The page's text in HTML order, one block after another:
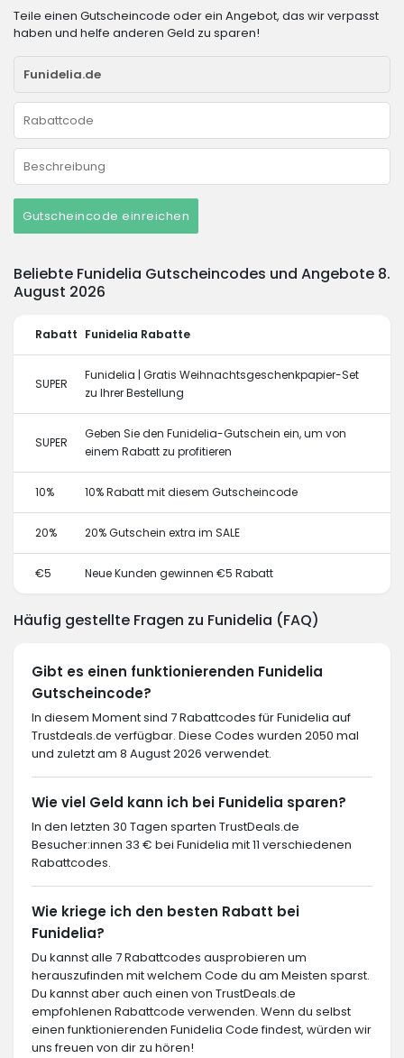
Teile einen Gutscheincode oder ein Angebot, das wir verpasst
haben und helfe anderen Geld zu sparen!
Gutscheincode einreichen
Beliebte Funidelia Gutscheincodes und Angebote 8.
August 2026
Rabatt Funidelia Rabatte
SUPER
Funidelia | Gratis Weihnachtsgeschenkpapier-Set
zu Ihrer Bestellung
SUPER
Geben Sie den Funidelia-Gutschein ein, um von
einem Rabatt zu profitieren
10% 10% Rabatt mit diesem Gutscheincode
20% 20% Gutschein extra im SALE
€5 Neue Kunden gewinnen €5 Rabatt
Häufig gestellte Fragen zu Funidelia (FAQ)
Gibt es einen funktionierenden Funidelia
Gutscheincode?
In diesem Moment sind 7 Rabattcodes für Funidelia auf
Trustdeals.de verfügbar. Diese Codes wurden 2050 mal
und zuletzt am 8 August 2026 verwendet.
Wie viel Geld kann ich bei Funidelia sparen?
In den letzten 30 Tagen sparten TrustDeals.de
Besucher:innen 33 € bei Funidelia mit 11 verschiedenen
Rabattcodes.
Wie kriege ich den besten Rabatt bei
Funidelia?
Du kannst alle 7 Rabattcodes ausprobieren um
herauszufinden mit welchem Code du am Meisten sparst.
Du kannst aber auch einen von TrustDeals.de
empfohlenen Rabattcode verwenden. Wenn du selbst
einen funktionierenden Funidelia Code findest, würden wir
uns freuen von dir zu hören!